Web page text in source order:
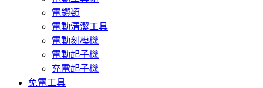
電鑽類
電動清潔工具
電動刻模機
電動起子機
充電起子機
免電工具